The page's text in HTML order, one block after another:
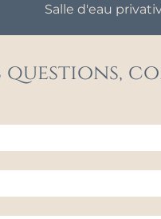
Salle d'eau